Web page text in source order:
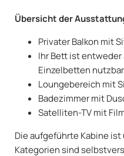
Übersicht der
Privater Balkon mit
Ihr Bett ist
Einzelbetten nutzbar
Loungebereich mit
Badezimmer mit
Satelliten-TV mit
Die aufgeführte Kabine
Kategorien sind